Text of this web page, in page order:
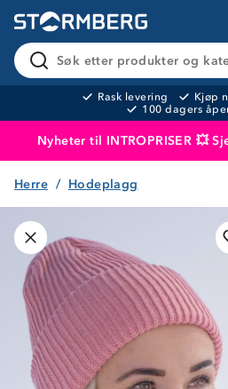
Søk etter produkter og
Rask levering
Kjøp
100 dagers
Nyheter til INTROPRISER 💥
Produktet er lagt i
Herre Hodeplagg